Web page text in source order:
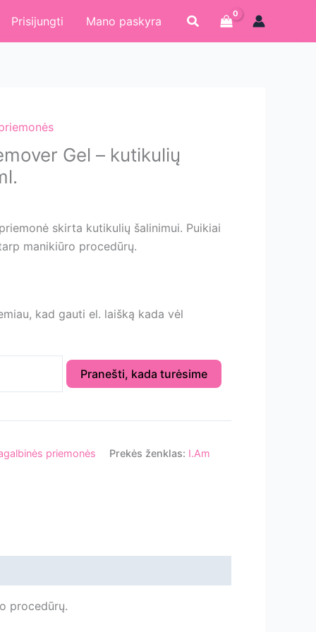
Prisijungti Mano paskyra Paieška
Gel – kutikulių
skirta kutikulių šalinimui. Puikiai
manikiūro procedūrų.
kad gauti el. laišką kada vėl
Pranešti, kada turėsime
priemonės Prekės ženklas: I.Am
procedūrų.